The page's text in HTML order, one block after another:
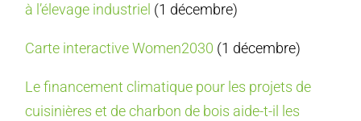
à l’élevage industriel (1 décembre)
Carte interactive Women2030 (1 décembre)
Le financement climatique pour les projets de
cuisinières et de charbon de bois aide-t-il les